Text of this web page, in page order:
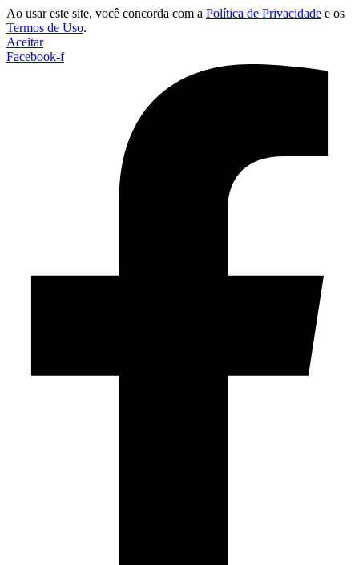
Ao usar este site, você concorda com a Política de Privacidade e os
Termos de Uso.
Aceitar
Facebook-f